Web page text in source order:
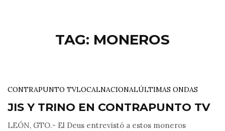
TAG: MONEROS
CONTRAPUNTO TVLOCALNACIONALÚLTIMAS ONDAS
JIS Y TRINO EN CONTRAPUNTO TV
LEÓN, GTO.- El Deus entrevistó a estos moneros